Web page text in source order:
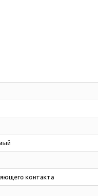
контакта